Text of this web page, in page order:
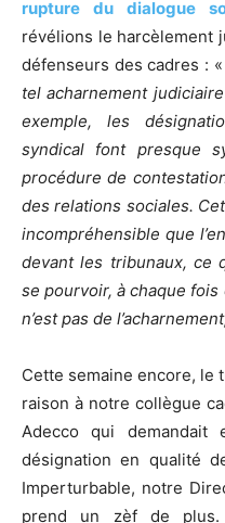
rupture du dialogue
révélions le harcèlement
défenseurs des cadres :
tel acharnement
exemple, les
syndical font presque
procédure de
des relations sociales.
incompréhensible que
devant les tribunaux, ce
se pourvoir, à chaque
n’est pas de
Cette semaine encore, le
raison à notre collègue
Adecco qui demandait
désignation en qualité
Imperturbable, notre
prend un zèf de plus.